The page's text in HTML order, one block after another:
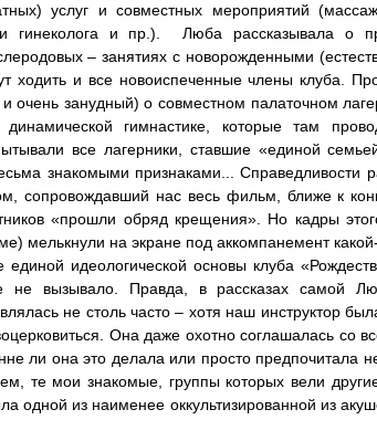
услуг и совместных мероприятий
гинеколога и пр.). Люба рассказывала о
– занятиях с новорожденными
ходить и все новоиспеченные члены клуба.
очень занудный) о совместном палаточном
гимнастике, которые там
все лагерники, ставшие «единой
знакомыми признаками... Справедливости
сопровождавший нас весь фильм, ближе к
«прошли обряд крещения». Но кадры
мелькнули на экране под аккомпанемент
идеологической основы клуба
не вызывало. Правда, в рассказах самой
не столь часто – хотя наш инструктор
Она даже охотно соглашалась со
ли она это делала или просто предпочитала
те мои знакомые, группы которых вели
одной из наименее оккультизированной из